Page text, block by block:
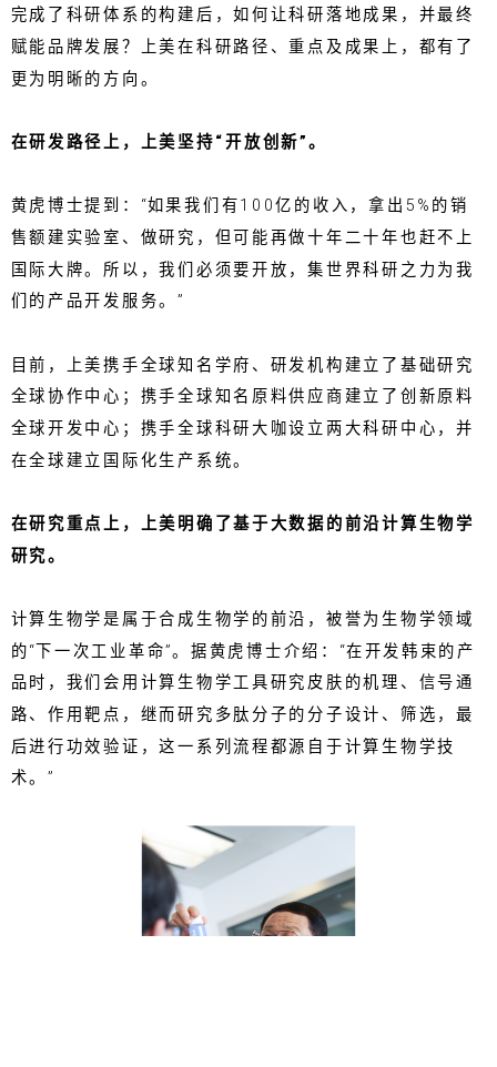
完成了科研体系的构建后，如何让科研落地成果，并最终
赋能品牌发展？上美在科研路径、重点及成果上，都有了
更为明晰的方向。
在研发路径上，上美坚持“开放创新”。
黄虎博士提到：“如果我们有100亿的收入，拿出5%的销
售额建实验室、做研究，但可能再做十年二十年也赶不上
国际大牌。所以，我们必须要开放，集世界科研之力为我
们的产品开发服务。”
目前，上美携手全球知名学府、研发机构建立了基础研究
全球协作中心；携手全球知名原料供应商建立了创新原料
全球开发中心；携手全球科研大咖设立两大科研中心，并
在全球建立国际化生产系统。
在研究重点上，上美明确了基于大数据的前沿计算生物学
研究。
计算生物学是属于合成生物学的前沿，被誉为生物学领域
的“下一次工业革命”。据黄虎博士介绍：“在开发韩束的产
品时，我们会用计算生物学工具研究皮肤的机理、信号通
路、作用靶点，继而研究多肽分子的分子设计、筛选，最
后进行功效验证，这一系列流程都源自于计算生物学技
术。”